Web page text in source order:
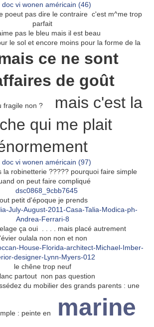
poeut pas dire le contraire c'est m^me trop
parfait
pas le bleu mais il est beau
le sol et encore moins pour la forme de la
ce ne sont
de goût
fragile non ?
mais c'est la
qui me plait
la robinetterie ????? pourquoi faire simple
on peut faire compliqué
petit d'époque je prends
ça oui . . . . mais placé autrement
oulala non non et non
le chêne trop neuf
partout non pas question
du mobilier des grands parents : une
: peinte en
marine